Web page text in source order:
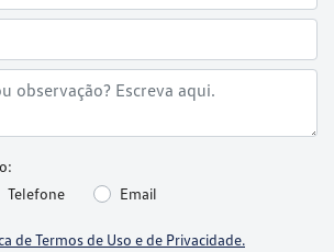
Telefone Email
de Termos de Uso e de Privacidade.